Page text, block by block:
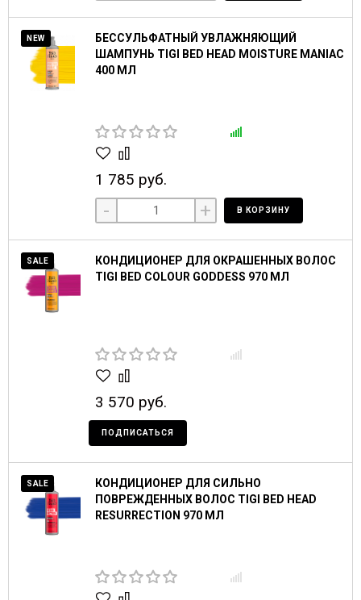
NEW
БЕССУЛЬФАТНЫЙ УВЛАЖНЯЮЩИЙ
ШАМПУНЬ TIGI BED HEAD MOISTURE MANIAC
400 МЛ
1 785 руб.
- + В КОРЗИНУ
SALE
КОНДИЦИОНЕР ДЛЯ ОКРАШЕННЫХ ВОЛОС
TIGI BED COLOUR GODDESS 970 МЛ
3 570 руб.
ПОДПИСАТЬСЯ
SALE
КОНДИЦИОНЕР ДЛЯ СИЛЬНО
ПОВРЕЖДЕННЫХ ВОЛОС TIGI BED HEAD
RESURRECTION 970 МЛ